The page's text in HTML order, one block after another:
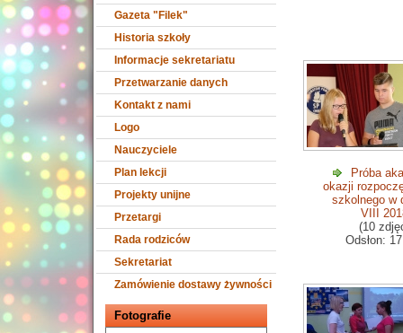
Gazeta "Filek"
Historia szkoły
Informacje sekretariatu
Przetwarzanie danych
Kontakt z nami
Logo
Nauczyciele
Plan lekcji
Projekty unijne
Przetargi
Rada rodziców
Sekretariat
Zamówienie dostawy żywności
Fotografie
Próba
okazji
szkolnego w
VIII
(10
Odsłon: